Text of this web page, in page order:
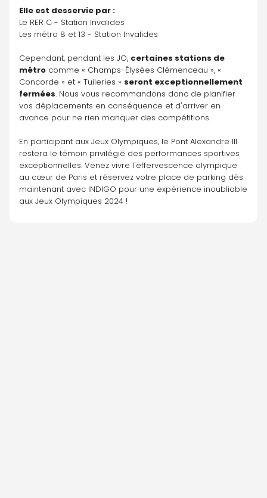
Elle est desservie par :
Le RER C - Station Invalides
Les métro 8 et 13 - Station Invalides
Cependant, pendant les JO, certaines stations de
métro comme « Champs-Élysées Clémenceau », «
Concorde » et « Tuileries » seront exceptionnellement
fermées. Nous vous recommandons donc de planifier
vos déplacements en conséquence et d'arriver en
avance pour ne rien manquer des compétitions.
En participant aux Jeux Olympiques, le Pont Alexandre III
restera le témoin privilégié des performances sportives
exceptionnelles. Venez vivre l'effervescence olympique
au cœur de Paris et réservez votre place de parking dès
maintenant avec INDIGO pour une expérience inoubliable
aux Jeux Olympiques 2024 !